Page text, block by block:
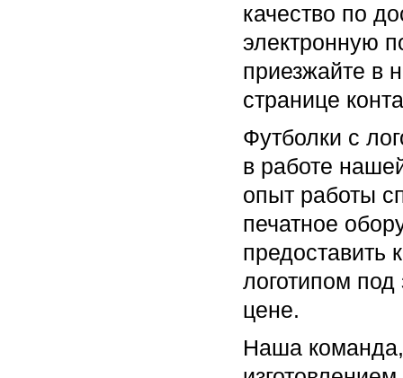
качество по
электронную
приезжайте в
странице
Футболки с
в работе
опыт работы
печатное
предоставить
логотипом
цене.
Наша